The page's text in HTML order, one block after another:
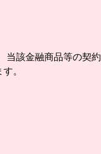
当該金融商品等の契約
。